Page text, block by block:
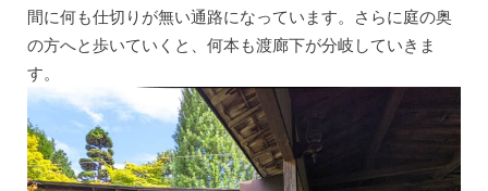
間に何も仕切りが無い通路になっています。さらに庭の奥
の方へと歩いていくと、何本も渡廊下が分岐していきま
す。